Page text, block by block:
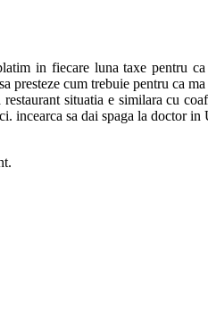
in fiecare luna taxe pentru ca
presteze cum trebuie pentru ca
situatia e similara cu
incearca sa dai spaga la doctor